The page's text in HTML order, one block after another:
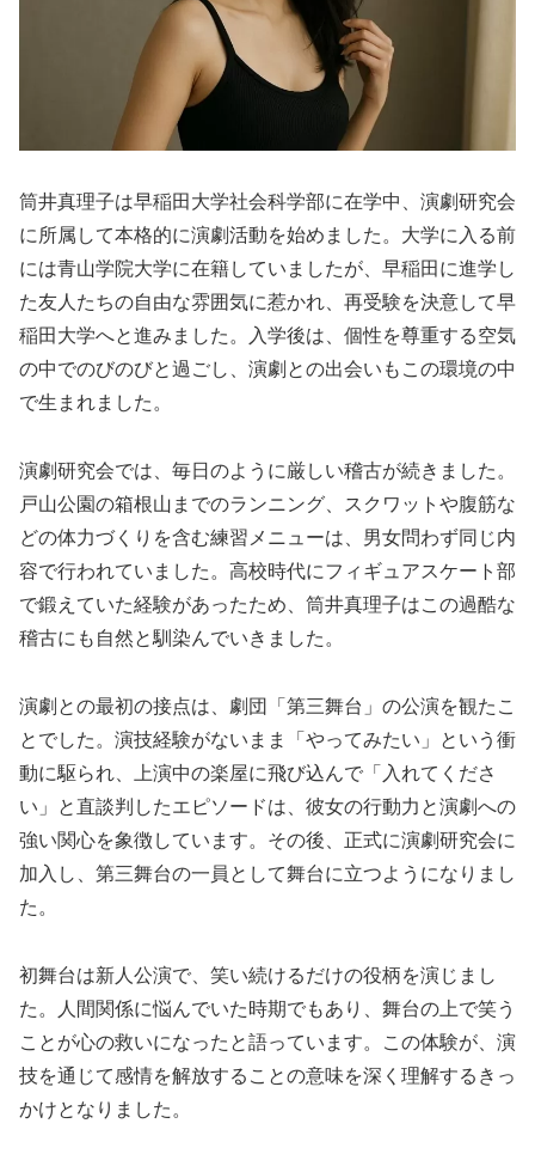
筒井真理子は早稲田大学社会科学部に在学中、演劇研究会
に所属して本格的に演劇活動を始めました。大学に入る前
には青山学院大学に在籍していましたが、早稲田に進学し
た友人たちの自由な雰囲気に惹かれ、再受験を決意して早
稲田大学へと進みました。入学後は、個性を尊重する空気
の中でのびのびと過ごし、演劇との出会いもこの環境の中
で生まれました。
演劇研究会では、毎日のように厳しい稽古が続きました。
戸山公園の箱根山までのランニング、スクワットや腹筋な
どの体力づくりを含む練習メニューは、男女問わず同じ内
容で行われていました。高校時代にフィギュアスケート部
で鍛えていた経験があったため、筒井真理子はこの過酷な
稽古にも自然と馴染んでいきました。
演劇との最初の接点は、劇団「第三舞台」の公演を観たこ
とでした。演技経験がないまま「やってみたい」という衝
動に駆られ、上演中の楽屋に飛び込んで「入れてくださ
い」と直談判したエピソードは、彼女の行動力と演劇への
強い関心を象徴しています。その後、正式に演劇研究会に
加入し、第三舞台の一員として舞台に立つようになりまし
た。
初舞台は新人公演で、笑い続けるだけの役柄を演じまし
た。人間関係に悩んでいた時期でもあり、舞台の上で笑う
ことが心の救いになったと語っています。この体験が、演
技を通じて感情を解放することの意味を深く理解するきっ
かけとなりました。